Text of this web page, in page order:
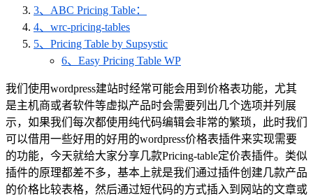
3、ABC Pricing Table：
4、wrc-pricing-tables
5、Pricing Table by Supsystic
6、Easy Pricing Table WP
我们使用wordpress建站时经常可能会用到价格表功能，尤其
是主机商或者软件等虚拟产品时会需要列出几个选项并列展
示，如果我们每次都使用纯代码编辑会非常的繁琐，此时我们
可以借用一些好用的好用的wordpress价格表插件来实现需要
的功能，今天就给大家分享几款Pricing-table定价表插件。类似
插件的原理都差不多，基本上就是我们通过插件创建几款产品
的价格比较表格，然后通过短代码的方式插入到网站的文章或